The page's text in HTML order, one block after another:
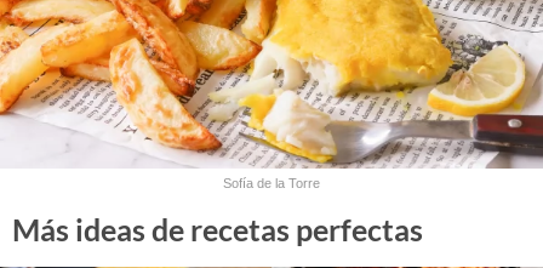
Sofía de la Torre
Más ideas de recetas perfectas